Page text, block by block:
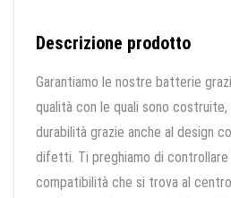
Descrizione prodotto
Garantiamo le nostre batterie
qualità con le quali sono costruite,
durabilità grazie anche al design
difetti. Ti preghiamo di controllare
compatibilità che si trova al